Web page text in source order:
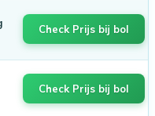
Check Prijs bij bol
Check Prijs bij bol